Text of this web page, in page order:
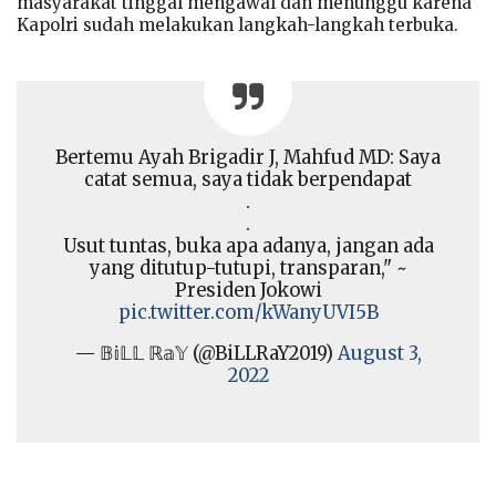
Kapolri sudah melakukan langkah-langkah terbuka.
Bertemu Ayah Brigadir J, Mahfud MD: Saya
catat semua, saya tidak berpendapat
.
.
Usut tuntas, buka apa adanya, jangan ada
yang ditutup-tutupi, transparan," ~
Presiden Jokowi
pic.twitter.com/kWanyUVI5B
— 𝔹𝕚𝕃𝕃 ℝ𝕒𝕐 (@BiLLRaY2019) August 3,
2022